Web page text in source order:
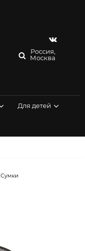
Россия,
Москва
Для детей
Сумки